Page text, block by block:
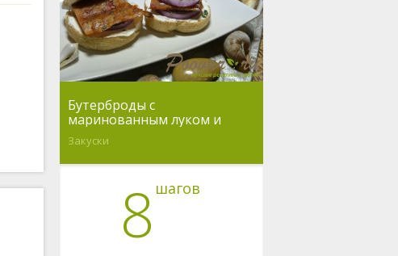
Бутерброды с
маринованным луком и
рыбой
Закуски
8 шагов